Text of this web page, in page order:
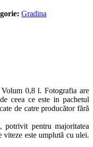
Gradina
0,8 l. Fotografia are
ceea ce este in pachetul
de catre producător fără
potrivit pentru majoritatea
viteze este umplută cu ulei.